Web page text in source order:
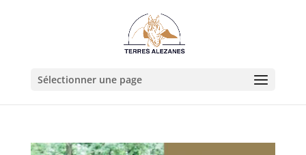
Sélectionner une page